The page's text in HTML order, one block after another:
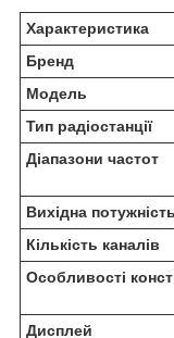
Характеристика
Бренд
Модель
Тип радіостанції
Діапазони частот
Вихідна
Кількість каналів
Особливості
Дисплей